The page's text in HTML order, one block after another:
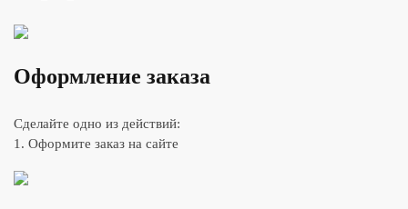
Оформление заказа
Сделайте одно из действий:
1. Оформите заказ на сайте